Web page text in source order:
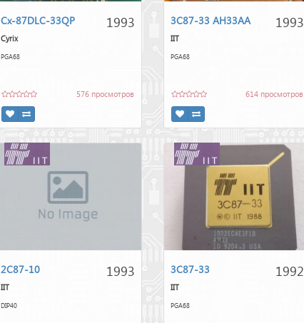
1993
Cx-87DLC-33QP
Cyrix
PGA68
576 просмотров
1993
3C87-33 AH33AA
IIT
PGA68
614 просмотров
1993
2C87-10
IIT
DIP40
1992
3C87-33
IIT
PGA68